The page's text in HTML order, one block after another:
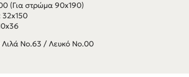
(Για στρώμα 90x190)
32x150
Λιλά Νο.63 / Λευκό Νο.00